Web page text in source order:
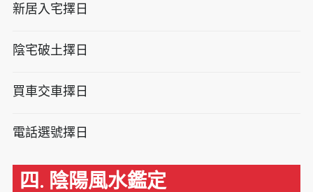
新居入宅擇日
陰宅破土擇日
買車交車擇日
電話選號擇日
四. 陰陽風水鑑定